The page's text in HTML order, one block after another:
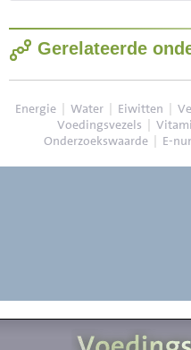
Gerelateerde
Energie | Water | Eiwitten |
Voedingsvezels |
Onderzoekswaarde | E-